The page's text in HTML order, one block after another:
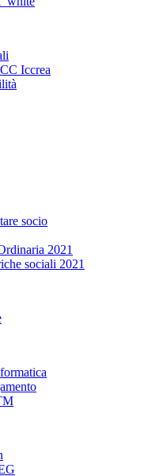
Iccrea
socio
2021
sociali 2021